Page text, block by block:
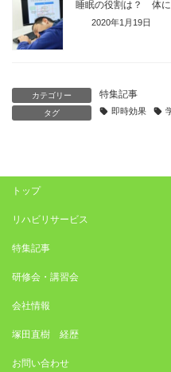
睡眠の役割は？ 体に
2020年1月19日
カテゴリー 特集記事
タグ 即時効果
トップ
リハビリサービス
特集記事
研修会・講習会
会社情報
塚田直樹 経歴
お問い合わせ